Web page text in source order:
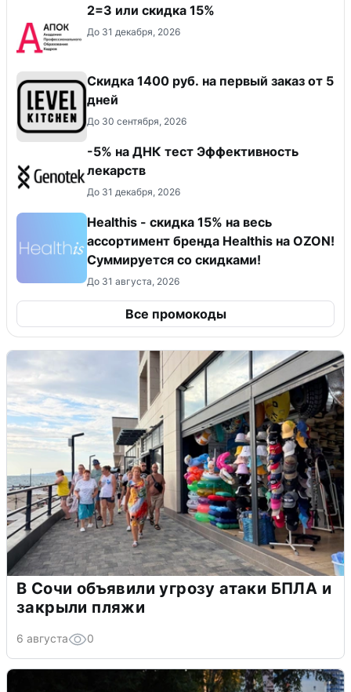
2=3 или скидка 15%
До 31 декабря, 2026
Скидка 1400 руб. на первый заказ от 5
дней
До 30 сентября, 2026
-5% на ДНК тест Эффективность
лекарств
До 31 декабря, 2026
Healthis - скидка 15% на весь
ассортимент бренда Healthis на OZON!
Суммируется со скидками!
До 31 августа, 2026
Все промокоды
В Сочи объявили угрозу атаки БПЛА и
закрыли пляжи
6 августа 0